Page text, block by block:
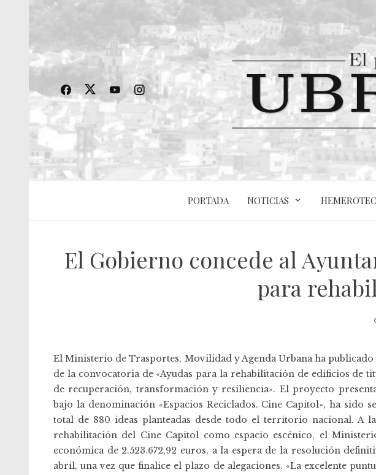
PORTADA NOTICIAS
El Gobierno concede al
para
El Ministerio de Trasportes, Movilidad y Agenda Urbana ha
de la convocatoria de «Ayudas para la rehabilitación de edificios de
de recuperación, transformación y resiliencia». El proyecto
bajo la denominación «Espacios Reciclados. Cine Capitol», ha sido
total de 880 ideas planteadas desde todo el territorio nacional. A
rehabilitación del Cine Capitol como espacio escénico, el
económica de 2.523.672,92 euros, a la espera de la resolución
abril, una vez que finalice el plazo de alegaciones. «La excelente